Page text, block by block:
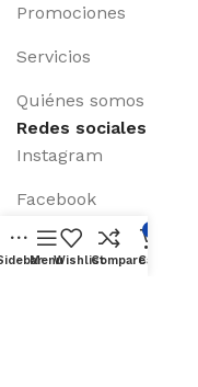
Promociones
Servicios
Quiénes somos
Redes sociales
Instagram
Facebook
X (Twiter)
MenuWishlistCompareCart